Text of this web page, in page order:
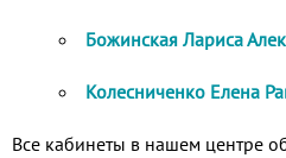
Божинская Лариса
Колесниченко Елена
Все кабинеты в нашем центре